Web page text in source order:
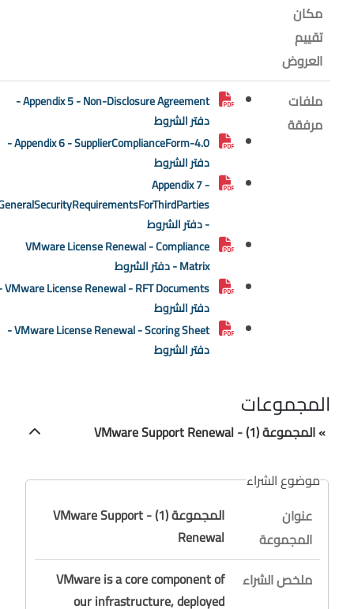
مكان
تقييم
العروض
ملفات
مرفقة
Appendix 5 - Non-Disclosure Agreement -
دفتر الشروط
Appendix 6 - SupplierComplianceForm-4.0 -
دفتر الشروط
Appendix 7 -
GeneralSecurityRequirementsForThirdParties
- دفتر الشروط
VMware License Renewal - Compliance
Matrix - دفتر الشروط
VMware License Renewal - RFT Documents -
دفتر الشروط
VMware License Renewal - Scoring Sheet -
دفتر الشروط
المجموعات
موضوع الشراء
عنوان
المجموعة
المجموعة (1) - VMware Support
Renewal
ملخص الشراء
VMware is a core component of
our infrastructure, deployed